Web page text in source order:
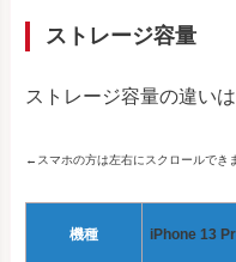
ストレージ容量
ストレージ容量の違い
←スマホの方は左右にスクロールでき
機種 iPhone 13